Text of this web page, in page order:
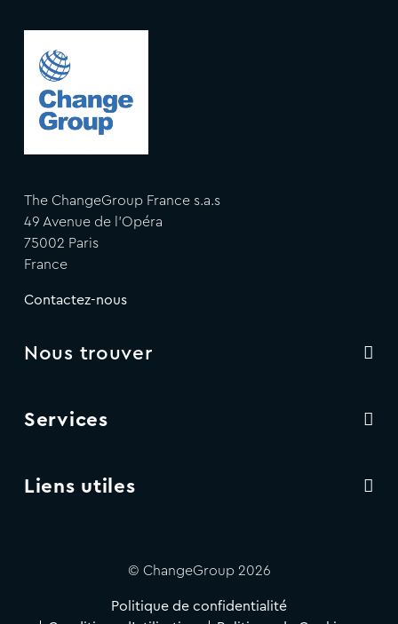
The ChangeGroup France s.a.s
49 Avenue de l'Opéra
75002 Paris
France
Contactez-nous
Nous trouver
Services
Liens utiles
© ChangeGroup 2026
Politique de confidentialité